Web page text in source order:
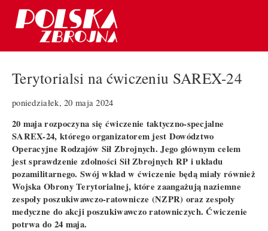
Terytorialsi na ćwiczeniu SAREX-24
poniedziałek, 20 maja 2024
20 maja rozpoczyna się ćwiczenie taktyczno-specjalne
SAREX-24, którego organizatorem jest Dowództwo
Operacyjne Rodzajów Sił Zbrojnych. Jego głównym celem
jest sprawdzenie zdolności Sił Zbrojnych RP i układu
pozamilitarnego. Swój wkład w ćwiczenie będą miały również
Wojska Obrony Terytorialnej, które zaangażują naziemne
zespoły poszukiwawczo-ratownicze (NZPR) oraz zespoły
medyczne do akcji poszukiwawczo ratowniczych. Ćwiczenie
potrwa do 24 maja.